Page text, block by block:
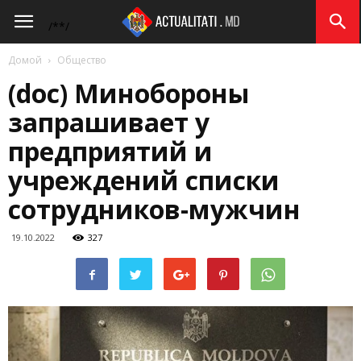
/**/
Actualitati.md
Домой Общество
(doc) Минобороны
запрашивает у
предприятий и
учреждений списки
сотрудников-мужчин
19.10.2022 327